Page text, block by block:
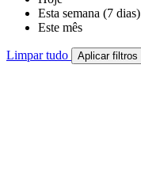
Esta semana (7 dias)
Este mês
Limpar tudo Aplicar filtros